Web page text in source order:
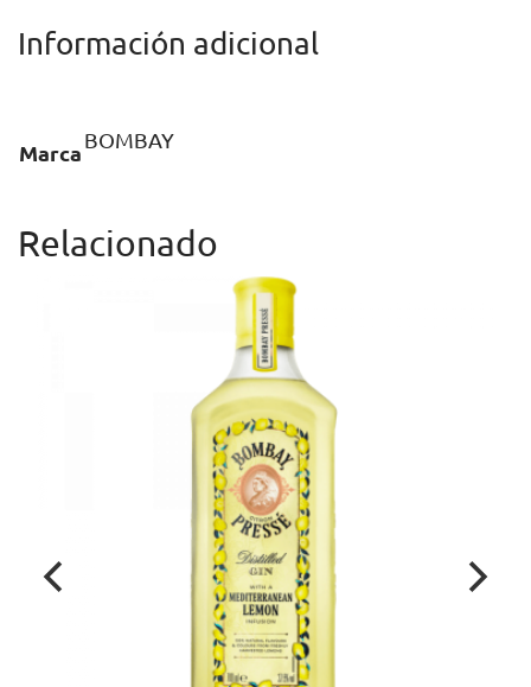
Información adicional
Marca
BOMBAY
Relacionado